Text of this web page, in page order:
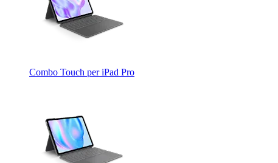
Combo Touch per iPad Pro